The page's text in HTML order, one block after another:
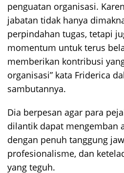
penguatan organisasi.
jabatan tidak hanya
perpindahan tugas, tetapi
momentum untuk terus
memberikan kontribusi
organisasi” kata Friderica
sambutannya.
Dia berpesan agar para
dilantik dapat mengemban
dengan penuh tanggung
profesionalisme, dan
yang teguh.